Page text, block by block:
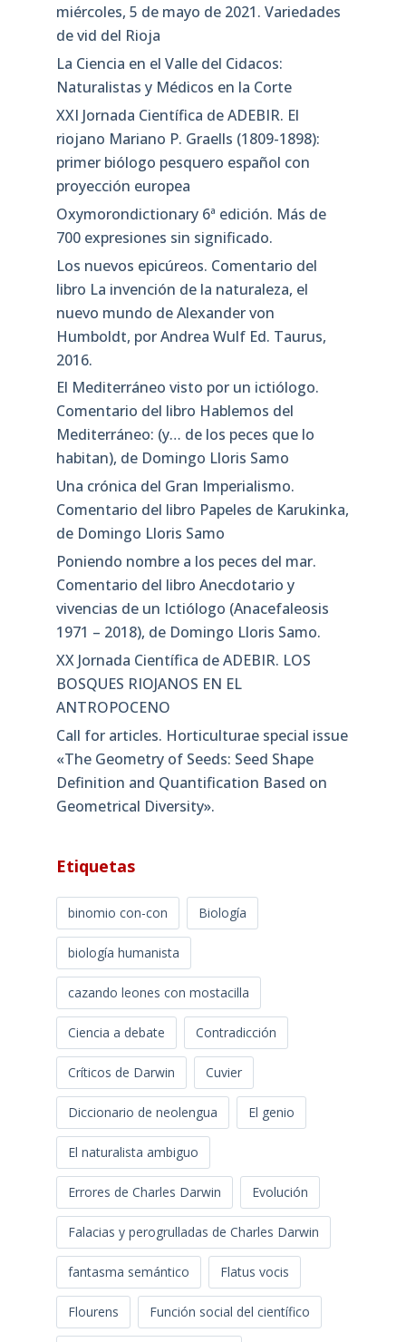
miércoles, 5 de mayo de 2021. Variedades
de vid del Rioja
La Ciencia en el Valle del Cidacos:
Naturalistas y Médicos en la Corte
XXI Jornada Científica de ADEBIR. El
riojano Mariano P. Graells (1809-1898):
primer biólogo pesquero español con
proyección europea
Oxymorondictionary 6ª edición. Más de
700 expresiones sin significado.
Los nuevos epicúreos. Comentario del
libro La invención de la naturaleza, el
nuevo mundo de Alexander von
Humboldt, por Andrea Wulf Ed. Taurus,
2016.
El Mediterráneo visto por un ictiólogo.
Comentario del libro Hablemos del
Mediterráneo: (y… de los peces que lo
habitan), de Domingo Lloris Samo
Una crónica del Gran Imperialismo.
Comentario del libro Papeles de Karukinka,
de Domingo Lloris Samo
Poniendo nombre a los peces del mar.
Comentario del libro Anecdotario y
vivencias de un Ictiólogo (Anacefaleosis
1971 – 2018), de Domingo Lloris Samo.
XX Jornada Científica de ADEBIR. LOS
BOSQUES RIOJANOS EN EL
ANTROPOCENO
Call for articles. Horticulturae special issue
«The Geometry of Seeds: Seed Shape
Definition and Quantification Based on
Geometrical Diversity»​.
Etiquetas
binomio con-con Biología
biología humanista
cazando leones con mostacilla
Ciencia a debate Contradicción
Críticos de Darwin Cuvier
Diccionario de neolengua El genio
El naturalista ambiguo
Errores de Charles Darwin Evolución
Falacias y perogrulladas de Charles Darwin
fantasma semántico Flatus vocis
Flourens Función social del científico